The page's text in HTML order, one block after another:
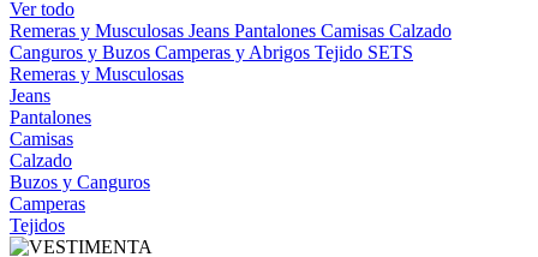
Ver todo
Remeras y Musculosas Jeans Pantalones Camisas Calzado
Canguros y Buzos Camperas y Abrigos Tejido SETS
Remeras y Musculosas
Jeans
Pantalones
Camisas
Calzado
Buzos y Canguros
Camperas
Tejidos